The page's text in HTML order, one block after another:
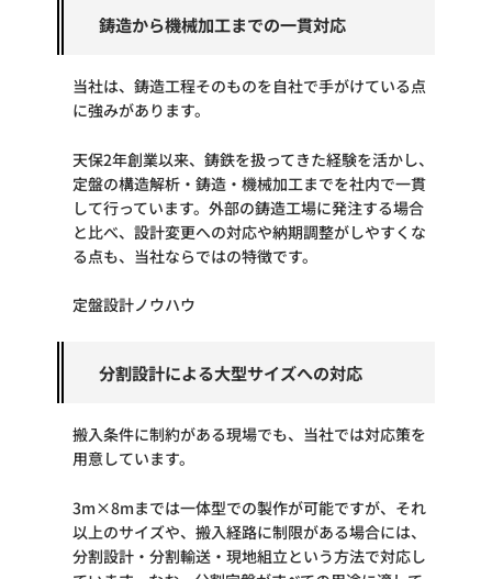
鋳造から機械加工までの一貫対応
当社は、鋳造工程そのものを自社で手がけている点
に強みがあります。
天保2年創業以来、鋳鉄を扱ってきた経験を活かし、
定盤の構造解析・鋳造・機械加工までを社内で一貫
して行っています。外部の鋳造工場に発注する場合
と比べ、設計変更への対応や納期調整がしやすくな
る点も、当社ならではの特徴です。
定盤設計ノウハウ
分割設計による大型サイズへの対応
搬入条件に制約がある現場でも、当社では対応策を
用意しています。
3m×8mまでは一体型での製作が可能ですが、それ
以上のサイズや、搬入経路に制限がある場合には、
分割設計・分割輸送・現地組立という方法で対応し